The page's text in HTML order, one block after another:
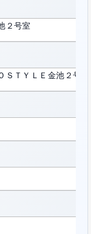
２号室
ＴＹＬＥ金池２号室